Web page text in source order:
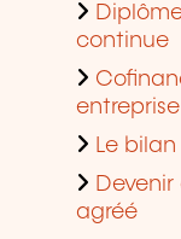
continue
entreprise
Le
agréé